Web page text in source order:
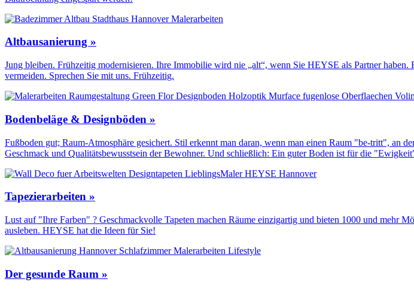
Altbausanierung »
Jung bleiben. Frühzeitig modernisieren. Ihre Immobilie wird nie „alt“, wenn Sie HEYSE als Partner
vermeiden. Sprechen Sie mit uns. Frühzeitig.
Bodenbeläge & Designböden »
Fußboden gut; Raum-Atmosphäre gesichert. Stil erkennt man daran, wenn man einen Raum "be-tritt", an
Geschmack und Qualitäts­bewusstsein der Bewohner. Und schließlich: Ein guter Boden ist für die
Tapezierarbeiten »
Lust auf "Ihre Farben" ? Geschmackvolle Tapeten machen Räume einzigartig und bieten 1000 und mehr
ausleben. HEYSE hat die Ideen für Sie!
Der gesunde Raum »